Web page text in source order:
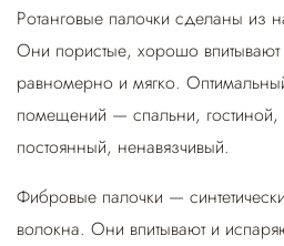
Ротанговые палочки сделаны из
Они пористые, хорошо
равномерно и мягко.
помещений — спальни, гостиной,
постоянный, ненавязчивый.
Фибровые палочки —
волокна. Они впитывают и